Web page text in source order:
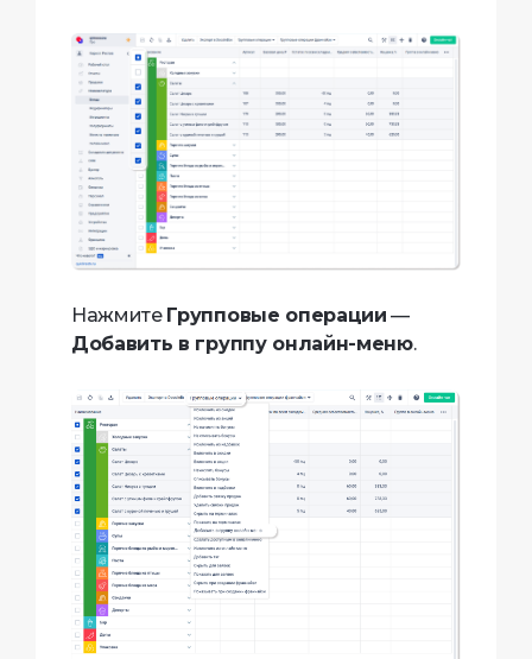
Нажмите Групповые операции —
Добавить в группу онлайн-меню.